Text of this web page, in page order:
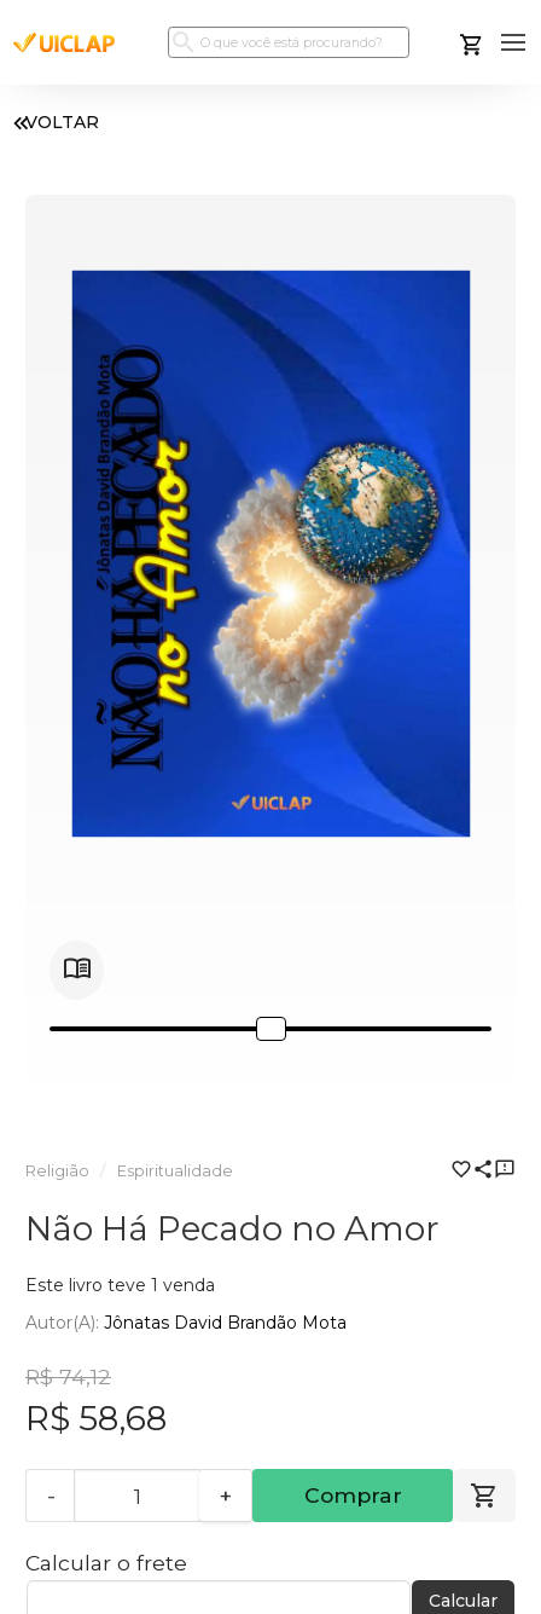
VOLTAR
Religião Espiritualidade
Não Há Pecado no Amor
Este livro teve 1 venda
Autor(a): Jônatas David Brandão Mota
R$ 74,12
R$ 58,68
- + Comprar
Calcular o frete
Calcular